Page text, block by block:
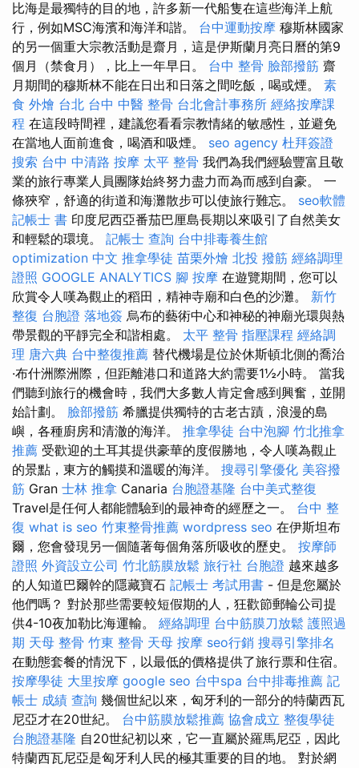
比海是最獨特的目的地，許多新一代船隻在這些海洋上航
行，例如MSC海濱和海洋和諧。 台中運動按摩 穆斯林國家
的另一個重大宗教活動是齋月，這是伊斯蘭月亮日曆的第9
個月（禁食月），比上一年早日。 台中 整骨 臉部撥筋 齋
月期間的穆斯林不能在日出和日落之間吃飯，喝或煙。 素
食 外燴 台北 台中 中醫 整骨 台北會計事務所 經絡按摩課
程 在這段時間裡，建議您看看宗教情緒的敏感性，並避免
在當地人面前進食，喝酒和吸煙。 seo agency 杜拜簽證
搜索 台中 中清路 按摩 太平 整骨 我們為我們經驗豐富且敬
業的旅行專業人員團隊始終努力盡力而為而感到自豪。 一
條狹窄，舒適的街道和海灘散步可以使旅行難忘。 seo軟體
記帳士 書 印度尼西亞番茄巴厘島長期以來吸引了自然美女
和輕鬆的環境。 記帳士 查詢 台中排毒養生館
optimization 中文 推拿學徒 苗栗外燴 北投 撥筋 經絡調理
證照 GOOGLE ANALYTICS 腳 按摩 在遊覽期間，您可以
欣賞令人嘆為觀止的稻田，精神寺廟和白色的沙灘。 新竹
整復 台胞證 落地簽 烏布的藝術中心和神秘的神廟光環與熱
帶景觀的平靜完全和諧相處。 太平 整骨 指壓課程 經絡調
理 唐六典 台中整復推薦 替代機場是位於休斯頓北側的喬治
·布什洲際洲際，但距離港口和道路大約需要1½小時。 當我
們聽到旅行的機會時，我們大多數人肯定會感到興奮，並開
始計劃。 臉部撥筋 希臘提供獨特的古老古蹟，浪漫的島
嶼，各種廚房和清澈的海洋。 推拿學徒 台中泡腳 竹北推拿
推薦 受歡迎的土耳其提供豪華的度假勝地，令人嘆為觀止
的景點，東方的觸摸和溫暖的海洋。 搜尋引擎優化 美容撥
筋 Gran 士林 推拿 Canaria 台胞證基隆 台中美式整復
Travel是任何人都能體驗到的最神奇的經歷之一。 台中 整
復 what is seo 竹東整骨推薦 wordpress seo 在伊斯坦布
爾，您會發現另一個隨著每個角落所吸收的歷史。 按摩師
證照 外資設立公司 竹北筋膜放鬆 旅行社 台胞證 越來越多
的人知道巴爾幹的隱藏寶石 記帳士 考試用書 - 但是您屬於
他們嗎？ 對於那些需要較短假期的人，狂歡節郵輪​​公司提
供4-10夜加勒比海運輸。 經絡調理 台中筋膜刀放鬆 護照過
期 天母 整骨 竹東 整骨 天母 按摩 seo行銷 搜尋引擎排名
在動態套餐的情況下，以最低的價格提供了旅行票和住宿。
按摩學徒 大里按摩 google seo 台中spa 台中排毒推薦 記
帳士 成績 查詢 幾個世紀以來，匈牙利的一部分的特蘭西瓦
尼亞才在20世紀。 台中筋膜放鬆推薦 協會成立 整復學徒
台胞證基隆 自20世紀初以來，它一直屬於羅馬尼亞，因此
特蘭西瓦尼亞是匈牙利人民的極其重要的目的地。 對於網